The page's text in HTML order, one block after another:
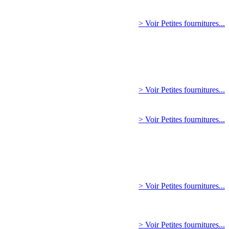
> Voir Petites fournitures...
> Voir Petites fournitures...
> Voir Petites fournitures...
> Voir Petites fournitures...
> Voir Petites fournitures...